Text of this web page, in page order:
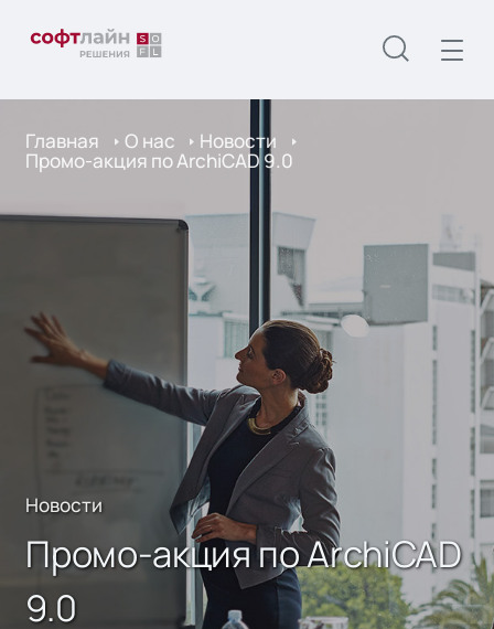
Главная О нас Новости
Промо-акция по ArchiCAD 9.0
Новости
Промо-акция по ArchiCAD
9.0